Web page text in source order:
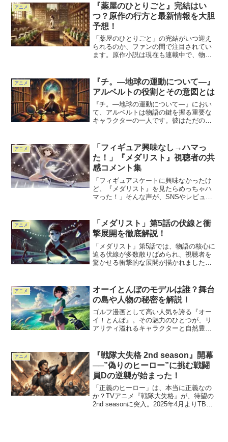
アニメ
『薬屋のひとりごと』完結はい
つ？原作の行方と最新情報を大胆
予想！
「薬屋のひとりごと」の完結がいつ迎え
られるのか、ファンの間で注目されてい
ます。原作小説は現在も連載中で、物語
んでいるのか、そして完結の予測につい
て大胆に予想していき...
アニメ
『チ。―地球の運動について―』
アルベルトの役割とその意図とは
『チ。―地球の運動について―』におい
て、アルベルトは物語の鍵を握る重要な
キャラクターの一人です。彼はただの学
動しています。アルベルトの言動や選択
には、どのような意図が隠...
アニメ
「フィギュア興味なし→ハマっ
た！」『メダリスト』視聴者の共
感コメント集
「フィギュアスケートに興味なかったけ
ど、『メダリスト』を見たらめっちゃハ
マった！」そんな声が、SNSやレビュー
でなく、キャラクターの成長や熱いドラ
マが描かれ、競技を知らな...
アニメ
「メダリスト」第5話の伏線と衝
撃展開を徹底解説！
「メダリスト」第5話では、物語の核心に
迫る伏線が多数散りばめられ、視聴者を
驚かせる衝撃的な展開が描かれました。
解説します。さらに、これらの要素が今
後の物語にどのように...
アニメ
オーイとんぼのモデルは誰？舞台
の島や人物の秘密を解説！
ゴルフ漫画として高い人気を誇る『オー
イ！とんぼ』。その魅力のひとつが、リ
アリティ溢れるキャラクターと自然豊か
誰？」「舞台の島はどこ？」といったリ
アルとのリンク。実際にモ...
アニメ
『戦隊大失格 2nd season』開幕
──”偽りのヒーロー”に挑む戦闘
員Dの逆襲が始まった！
「正義のヒーロー」は、本当に正義なの
か？TVアニメ『戦隊大失格』が、待望の
2nd seasonに突入。2025年4月よりTBS